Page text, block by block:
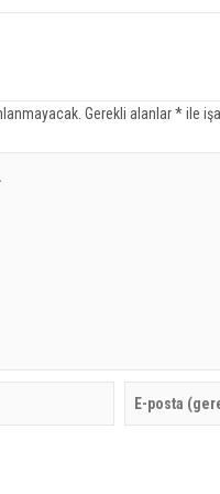
Gerekli alanlar*ile